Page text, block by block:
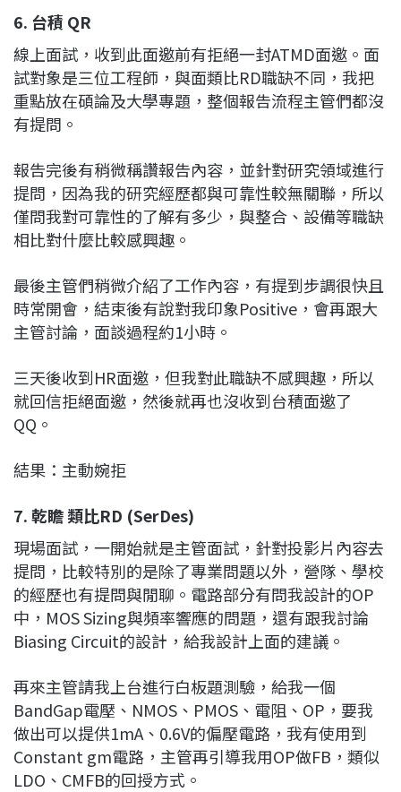
6. 台積 QR
線上面試，收到此面邀前有拒絕一封ATMD面邀。面
試對象是三位工程師，與面類比RD職缺不同，我把
重點放在碩論及大學專題，整個報告流程主管們都沒
有提問。
報告完後有稍微稱讚報告內容，並針對研究領域進行
提問，因為我的研究經歷都與可靠性較無關聯，所以
僅問我對可靠性的了解有多少，與整合、設備等職缺
相比對什麼比較感興趣。
最後主管們稍微介紹了工作內容，有提到步調很快且
時常開會，結束後有說對我印象Positive，會再跟大
主管討論，面談過程約1小時。
三天後收到HR面邀，但我對此職缺不感興趣，所以
就回信拒絕面邀，然後就再也沒收到台積面邀了
QQ。
結果：主動婉拒
7. 乾瞻 類比RD (SerDes)
現場面試，一開始就是主管面試，針對投影片內容去
提問，比較特別的是除了專業問題以外，營隊、學校
的經歷也有提問與閒聊。電路部分有問我設計的OP
中，MOS Sizing與頻率響應的問題，還有跟我討論
Biasing Circuit的設計，給我設計上面的建議。
再來主管請我上台進行白板題測驗，給我一個
BandGap電壓、NMOS、PMOS、電阻、OP，要我
做出可以提供1mA、0.6V的偏壓電路，我有使用到
Constant gm電路，主管再引導我用OP做FB，類似
LDO、CMFB的回授方式。